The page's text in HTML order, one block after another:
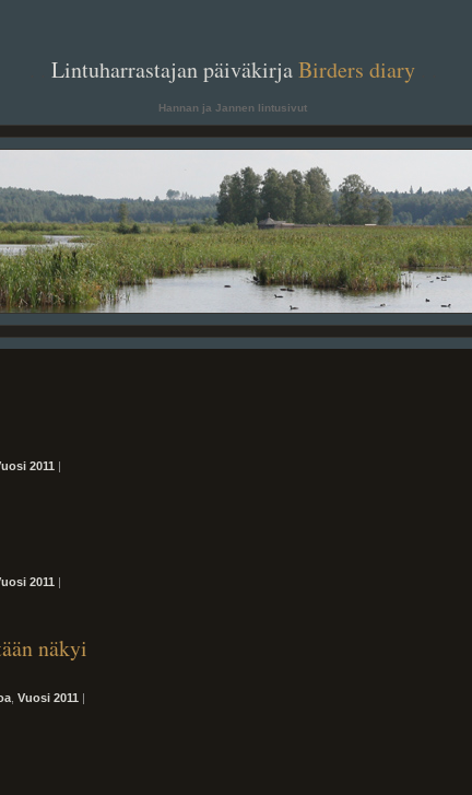
Lintuharrastajan päiväkirjaBirders diary. .
Hannan ja Jannen lintusivut
2011 |
2011 |
näkyi
Vuosi 2011 |